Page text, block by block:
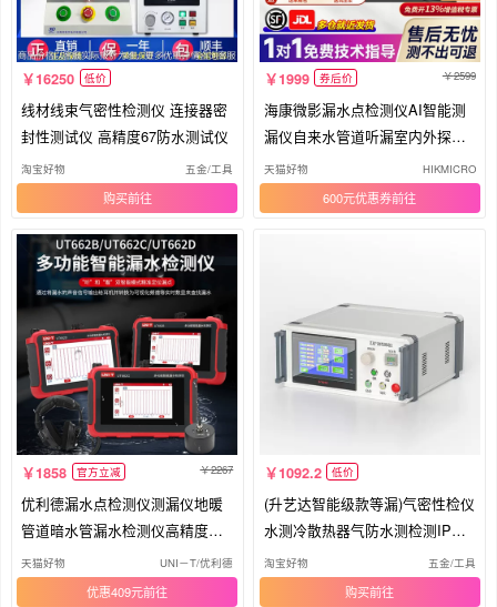
16250 低价
线材线束气密性检测仪 连接器密
封性测试仪 高精度67防水测试仪
淘宝好物 五金/工具
购买
1999 券后价 2599
海康微影漏水点检测仪AI智能测
漏仪自来水管道听漏室内外探漏
仪器
天猫好物 HIKMICRO
600元优惠券
1858 官方立减 2267
优利德漏水点检测仪测漏仪地暖
管道暗水管漏水检测仪高精度听
漏仪
天猫好物 UNI－T/优利德
优惠409元
1092.2 低价
(升艺达智能级款等漏)气密性检仪
水测冷散热器气防水测检测IP级
测
淘宝好物 五金/工具
购买